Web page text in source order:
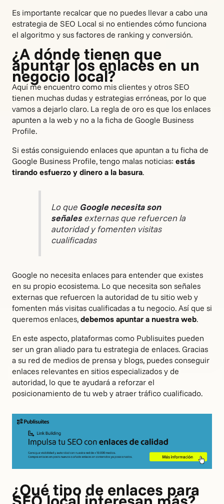
Es importante recalcar que no puedes llevar a cabo una
estrategia de SEO Local si no entiendes cómo funciona
el algoritmo y sus factores de ranking y conversión.
¿A dónde tienen que
apuntar los enlaces en un
negocio local?
Aquí me encuentro como mis clientes y otros SEO
tienen muchas dudas y estrategias erróneas, por lo que
vamos a dejarlo claro. La regla de oro es que los enlaces
apunten a la web y no a la ficha de Google Business
Profile.
Si estás consiguiendo enlaces que apuntan a tu ficha de
Google Business Profile, tengo malas noticias: estás
tirando esfuerzo y dinero a la basura.
Lo que Google necesita son
señalesexternas que refuercen la
autoridad y fomenten visitas
cualificadas
Google no necesita enlaces para entender que existes
en su propio ecosistema. Lo que necesita son señales
externas que refuercen la autoridad de tu sitio web y
fomenten más visitas cualificadas a tu negocio. Así que si
queremos enlaces, debemos apuntar a nuestra web.
En este aspecto, plataformas como Publisuites pueden
ser un gran aliado para tu estrategia de enlaces. Gracias
a su red de medios de prensa y blogs, puedes conseguir
enlaces relevantes en sitios especializados y de
autoridad, lo que te ayudará a reforzar el
posicionamiento de tu web y atraer tráfico cualificado.
¿Qué tipo de enlaces para